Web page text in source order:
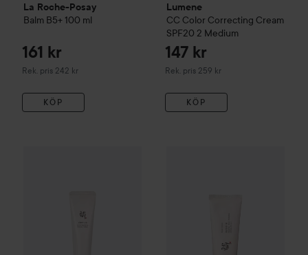
La Roche-Posay
Balm B5+ 100 ml
161 kr
Rek. pris 242 kr
Rekommenderat pris 242 kr
KÖP
Lumene
CC Color Correcting Cream
SPF20 2 Medium
147 kr
Rek. pris 259 kr
Rekommenderat pris 259 kr
KÖP